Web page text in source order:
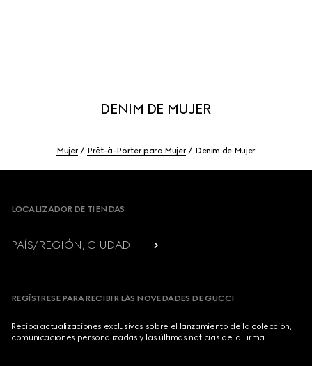
DENIM DE MUJER
Mujer Prêt-à-Porter para Mujer Denim de Mujer
LOCALIZADOR DE TIENDAS
PAÍS/REGIÓN, CIUDAD
REGÍSTRESE PARA RECIBIR LAS NOVEDADES DE GUCCI
Reciba actualizaciones exclusivas sobre el lanzamiento de la colección,
comunicaciones personalizadas y las últimas noticias de la Firma.